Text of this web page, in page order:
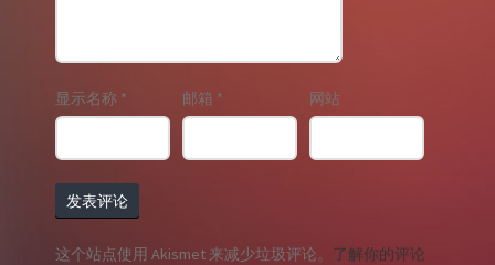
显示名称 * 邮箱 * 网站
这个站点使用 Akismet 来减少垃圾评论。 了解你的评论